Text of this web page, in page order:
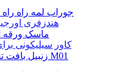
هندزفری
کاور سیلیکونی
جوراب لمه راه راه
ماسک ورقه
زنبیل بافت تسمه ای نرم مدل M01